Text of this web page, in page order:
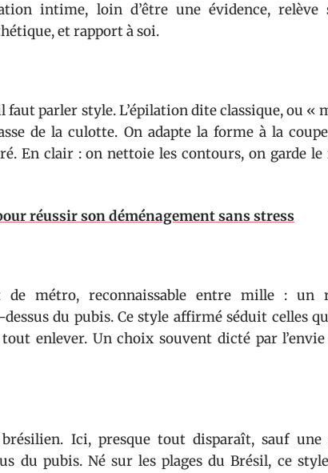
intime, loin d’être une évidence, relève
et rapport à soi.
faut parler style. L’épilation dite classique, ou «
de la culotte. On adapte la forme à la
En clair : on nettoie les contours, on garde le
réussir son déménagement sans stress
métro, reconnaissable entre mille : un
du pubis. Ce style affirmé séduit celles
enlever. Un choix souvent dicté par
Ici, presque tout disparaît, sauf une
du pubis. Né sur les plages du Brésil, ce